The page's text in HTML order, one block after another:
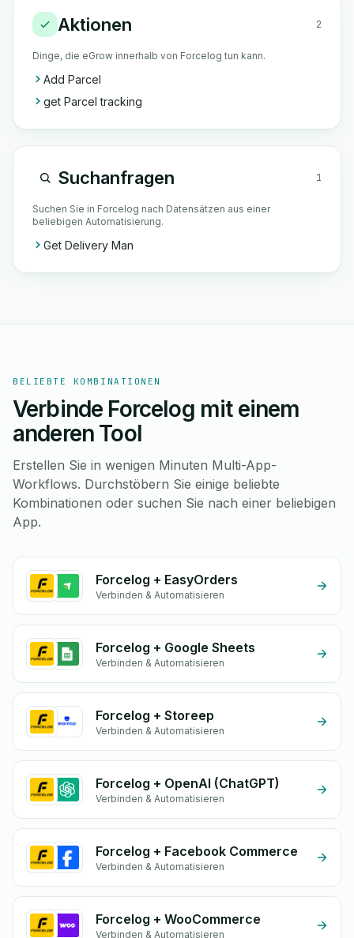
Aktionen 2
Dinge, die eGrow innerhalb von Forcelog tun kann.
Add Parcel
get Parcel tracking
Suchanfragen 1
Suchen Sie in Forcelog nach Datensätzen aus einer
beliebigen Automatisierung.
Get Delivery Man
BELIEBTE KOMBINATIONEN
Verbinde Forcelog mit einem
anderen Tool
Erstellen Sie in wenigen Minuten Multi-App-
Workflows. Durchstöbern Sie einige beliebte
Kombinationen oder suchen Sie nach einer beliebigen
App.
Forcelog + EasyOrders
Verbinden & Automatisieren
Forcelog + Google Sheets
Verbinden & Automatisieren
Forcelog + Storeep
Verbinden & Automatisieren
Forcelog + OpenAI (ChatGPT)
Verbinden & Automatisieren
Forcelog + Facebook Commerce
Verbinden & Automatisieren
Forcelog + WooCommerce
Verbinden & Automatisieren